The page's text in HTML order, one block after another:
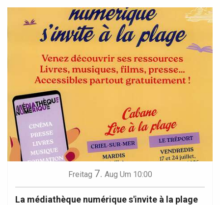
Freitag 7. Aug Um 10:00
La médiathèque numérique s'invite à la plage